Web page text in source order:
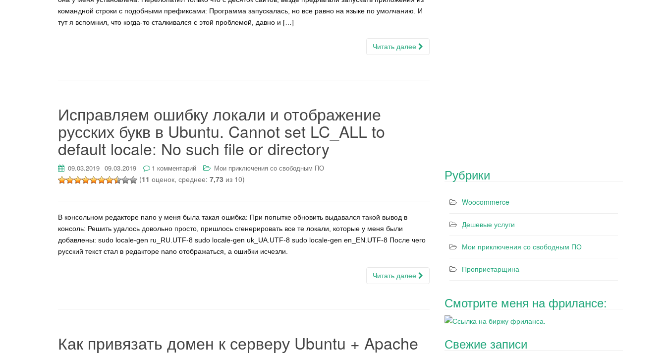
командной строки с подобными префиксами: Программа запускалась, но все равно на языке по умолчанию. И
тут я вспомнил, что когда-то сталкивался с этой проблемой, давно и […]
Читать далее
Исправляем ошибку локали и отображение
русских букв в Ubuntu. Cannot set LC_ALL to
default locale: No such file or directory
09.03.2019 09.03.2019 1 комментарий Мои приключения со свободным ПО
(11 оценок, среднее: 7,73 из 10)
В консольном редакторе nano у меня была такая ошибка: При попытке обновить выдавался такой вывод в
консоль: Решить удалось довольно просто, пришлось сгенерировать все те локали, которые у меня были
добавлены: sudo locale-gen ru_RU.UTF-8 sudo locale-gen uk_UA.UTF-8 sudo locale-gen en_EN.UTF-8 После чего
русский текст стал в редакторе nano отображаться, а ошибки исчезли.
Читать далее
Как привязать домен к серверу Ubuntu + Apache
Рубрики
Woocommerce
Дешевые услуги
Мои приключения со свободным ПО
Проприетарщина
Смотрите меня на фрилансе:
Свежие записи